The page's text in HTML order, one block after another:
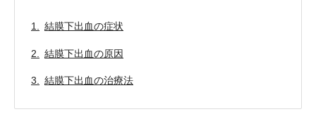
結膜下出血の症状
結膜下出血の原因
結膜下出血の治療法